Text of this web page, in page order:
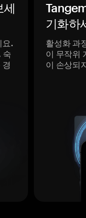
세
요.
숙
경
기화하
활성화 과
이 무작위
이 손상되